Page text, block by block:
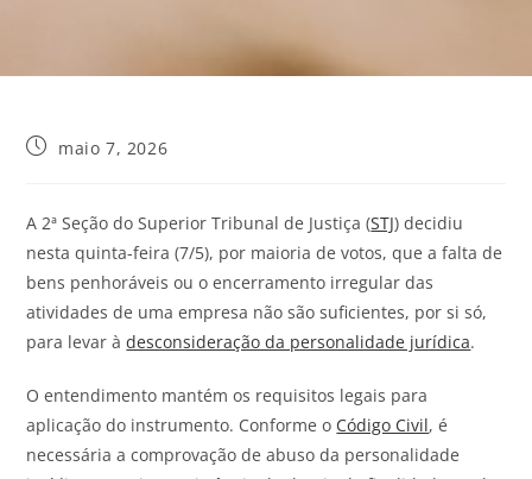
maio 7, 2026
A 2ª Seção do Superior Tribunal de Justiça (STJ) decidiu
nesta quinta-feira (7/5), por maioria de votos, que a falta de
bens penhoráveis ou o encerramento irregular das
atividades de uma empresa não são suficientes, por si só,
para levar àdesconsideração da personalidade jurídica.
O entendimento mantém os requisitos legais para
aplicação do instrumento. Conforme o Código Civil, é
necessária a comprovação de abuso da personalidade